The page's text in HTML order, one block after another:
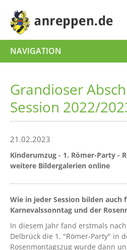
NAVIGATION
Grandioser
Session 2022/
21.02.2023
Kinderumzug - 1. Römer-Party -
weitere Bildergalerien online
Wie in jeder Session bilden
Karnevalssonntag und der
In diesem Jahr fand erstmals
Delbrück die 1. "Römer-Party" in
Rosenmontagszug wurde dann